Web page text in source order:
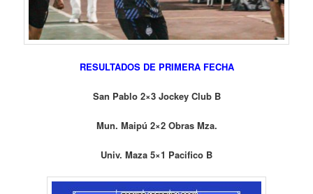
RESULTADOS DE PRIMERA FECHA
San Pablo 2×3 Jockey Club B
Mun. Maipú 2×2 Obras Mza.
Univ. Maza 5×1 Pacifico B